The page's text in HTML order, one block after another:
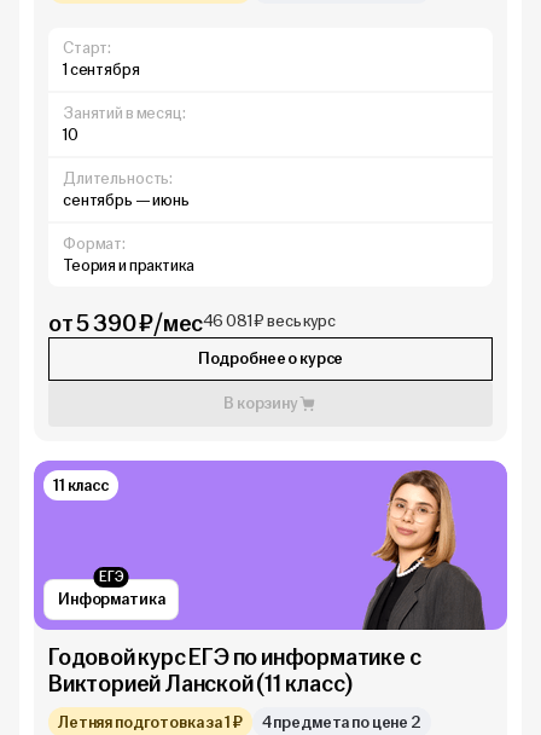
Старт:
1 сентября
Занятий в месяц:
10
Длительность:
сентябрь — июнь
Формат:
Теория и практика
от 5 390 ₽/мес46 081 ₽ весь курс
Подробнее о курсе
В корзину
Информатика
ЕГЭ
11 класс
Годовой курс ЕГЭ по информатике с
Викторией Ланской (11 класс)
Летняя подготовка за 1 ₽ 4 предмета по цене 2